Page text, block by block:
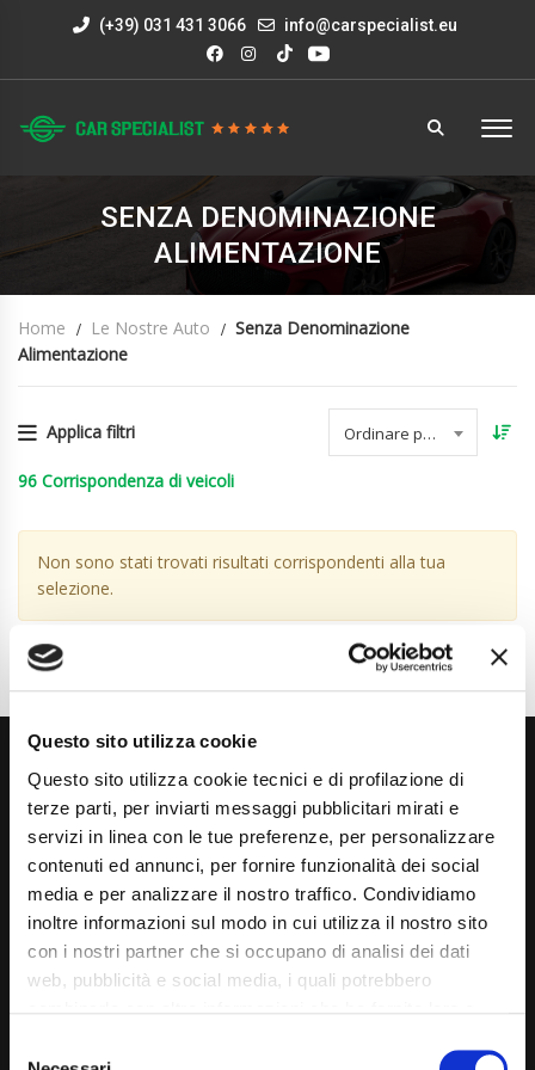
Questo sito utilizza cookie
Questo sito utilizza cookie tecnici e di profilazione di
terze parti, per inviarti messaggi pubblicitari mirati e
servizi in linea con le tue preferenze, per personalizzare
contenuti ed annunci, per fornire funzionalità dei social
media e per analizzare il nostro traffico. Condividiamo
inoltre informazioni sul modo in cui utilizza il nostro sito
con i nostri partner che si occupano di analisi dei dati
web, pubblicità e social media, i quali potrebbero
mera chiusura del banner non comporta l’accettazione
(+39) 031 431 3066 info@carspecialist.eu
SENZA DENOMINAZIONE
ALIMENTAZIONE
Home Le Nostre Auto
Senza Denominazione
Alimentazione
Applica filtri Ordinare per data
96 Corrispondenza di veicoli
Non sono stati trovati risultati corrispondenti alla tua
selezione.
Via Giuditta Pasta 2, Como (CO) 22100
(+39) 031 431 3066
info@carspecialist.eu